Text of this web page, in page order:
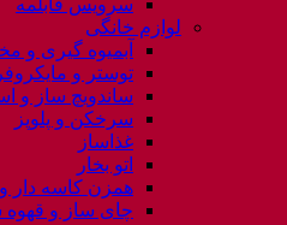
سرویس قابلمه
لوازم خانگی
آبمیوه گیری و
توستر و مایکروفر
ساندویچ ساز و
سرخکن و پلوپز
غذاساز
اتو بخار
همزن کاسه دار
چای ساز و قهوه